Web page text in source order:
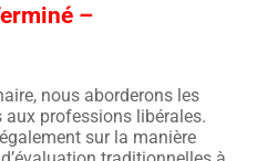
–
nous aborderons les
professions libérales.
sur la manière